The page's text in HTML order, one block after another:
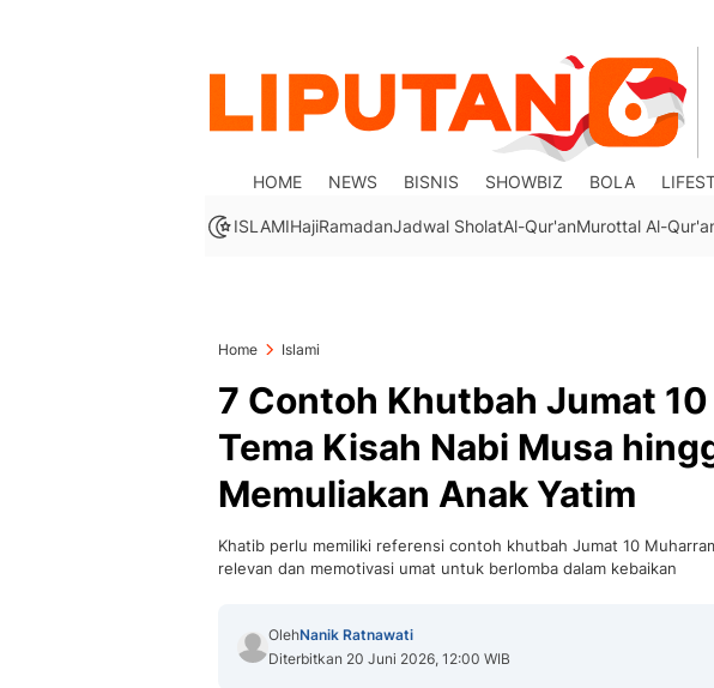
HOME NEWS BISNIS SHOWBIZ BOLA
ISLAMIHajiRamadanJadwal SholatAl-Qur'anMurottal Al-
Home Islami
7 Contoh Khutbah Jumat
Tema Kisah Nabi Musa
Memuliakan Anak Yatim
Khatib perlu memiliki referensi contoh khutbah Jumat 10
relevan dan memotivasi umat untuk berlomba dalam kebaikan
OlehNanik Ratnawati
Diterbitkan 20 Juni 2026, 12:00 WIB